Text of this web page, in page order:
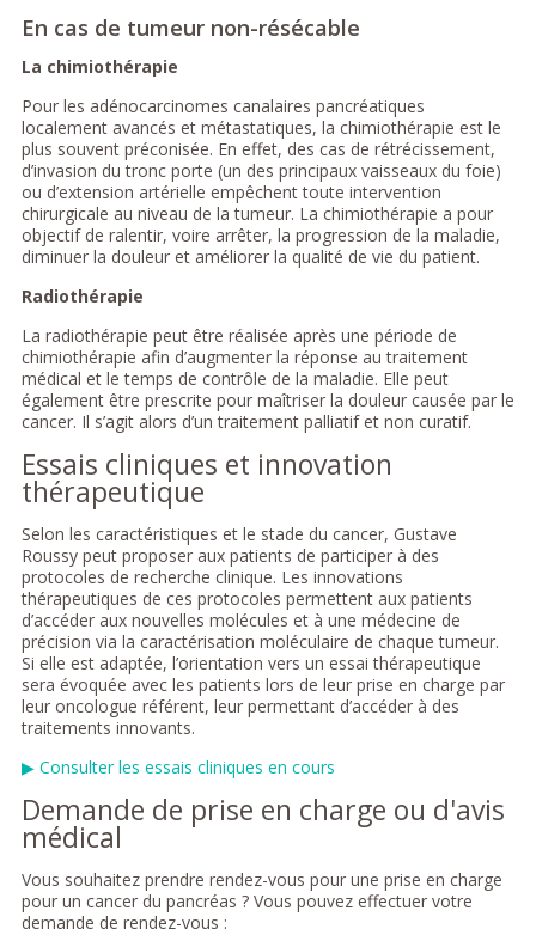
En cas de tumeur non-résécable
La chimiothérapie
Pour les adénocarcinomes canalaires pancréatiques
localement avancés et métastatiques, la chimiothérapie est le
plus souvent préconisée. En effet, des cas de rétrécissement,
d’invasion du tronc porte (un des principaux vaisseaux du foie)
ou d’extension artérielle empêchent toute intervention
chirurgicale au niveau de la tumeur. La chimiothérapie a pour
objectif de ralentir, voire arrêter, la progression de la maladie,
diminuer la douleur et améliorer la qualité de vie du patient.
Radiothérapie
La radiothérapie peut être réalisée après une période de
chimiothérapie afin d’augmenter la réponse au traitement
médical et le temps de contrôle de la maladie. Elle peut
également être prescrite pour maîtriser la douleur causée par le
cancer. Il s’agit alors d’un traitement palliatif et non curatif.
Essais cliniques et innovation
thérapeutique
Selon les caractéristiques et le stade du cancer, Gustave
Roussy peut proposer aux patients de participer à des
protocoles de recherche clinique. Les innovations
thérapeutiques de ces protocoles permettent aux patients
d’accéder aux nouvelles molécules et à une médecine de
précision via la caractérisation moléculaire de chaque tumeur.
Si elle est adaptée, l’orientation vers un essai thérapeutique
sera évoquée avec les patients lors de leur prise en charge par
leur oncologue référent, leur permettant d’accéder à des
traitements innovants.
▶ Consulter les essais cliniques en cours
Demande de prise en charge ou d'avis
médical
Vous souhaitez prendre rendez-vous pour une prise en charge
pour un cancer du pancréas ? Vous pouvez effectuer votre
demande de rendez-vous :